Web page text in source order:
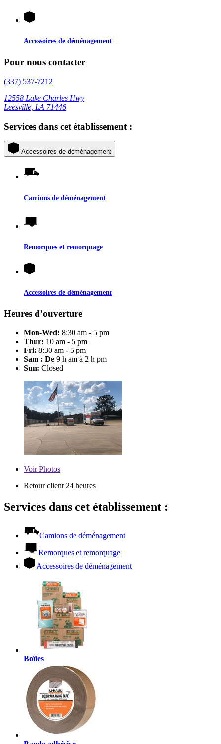
Accessoires de déménagement
Pour nous contacter
(337) 537-7212
12558 Lake Charles Hwy
Leesville, LA 71446
Services dans cet établissement :
Accessoires de déménagement
Camions de déménagement
Remorques et remorquage
Accessoires de déménagement
Heures d’ouverture
Mon-Wed: 8:30 am - 5 pm
Thur: 10 am - 5 pm
Fri: 8:30 am - 5 pm
Sam : De 9 h am à 2 h pm
Sun: Closed
VoirPhotos
Retour client 24 heures
Services dans cet établissement :
Camions de déménagement
Remorques et remorquage
Accessoires de déménagement
Boîtes